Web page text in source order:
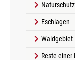
Eschlagen
Waldgebiet
Reste einer